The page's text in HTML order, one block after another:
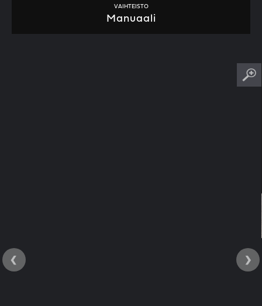
VAIHTEISTO
Manuaali
‹ ›